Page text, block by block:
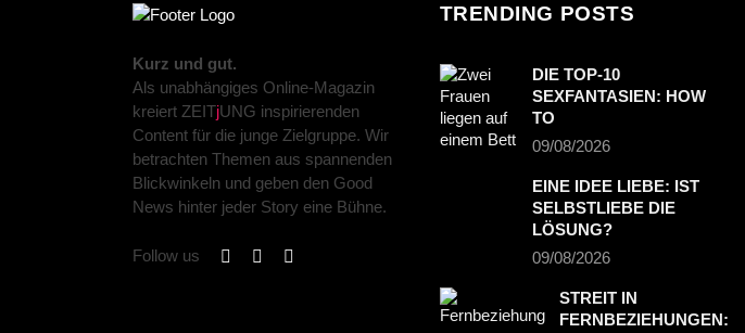
Kurz und gut.
Als unabhängiges Online-Magazin
kreiert ZEITjUNG inspirierenden
Content für die junge Zielgruppe. Wir
betrachten Themen aus spannenden
Blickwinkeln und geben den Good
News hinter jeder Story eine Bühne.
Follow us
TRENDING POSTS
DIE TOP-10
SEXFANTASIEN: HOW
TO
09/08/2026
EINE IDEE LIEBE: IST
SELBSTLIEBE DIE
LÖSUNG?
09/08/2026
STREIT IN
FERNBEZIEHUNGEN: